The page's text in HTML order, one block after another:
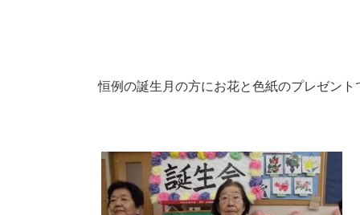
恒例の誕生月の方にお花と色紙のプレゼント